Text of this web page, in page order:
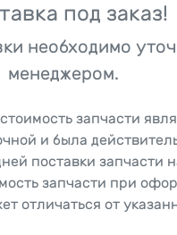
под заказ!
необходимо
менеджером.
запчасти
и была
поставки запчасти
запчасти при
отличаться от